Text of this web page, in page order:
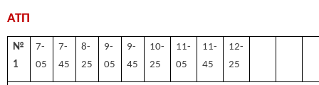
АТП
№
1
7-
05
7-
45
8-
25
9-
05
9-
45
10-
25
11-
05
11-
45
12-
25